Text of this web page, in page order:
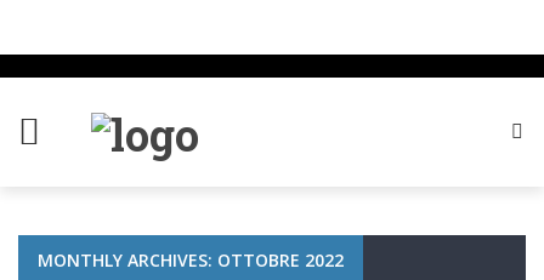
MONTHLY ARCHIVES: OTTOBRE 2022